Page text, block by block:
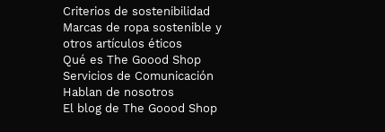
Criterios de sostenibilidad
Marcas de ropa sostenible y
otros artículos éticos
Qué es The Goood Shop
Servicios de Comunicación
Hablan de nosotros
El blog de The Goood Shop